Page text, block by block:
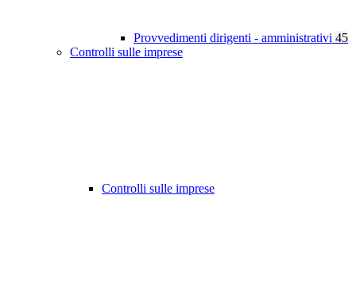
Provvedimenti dirigenti - amministrativi 45
Controlli sulle imprese
Controlli sulle imprese